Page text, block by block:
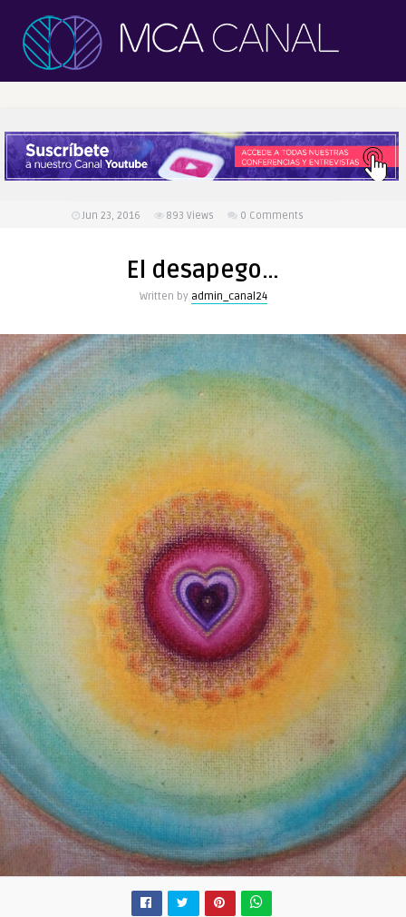
Jun 23, 2016 893 Views 0 Comments
El desapego…
Written by admin_canal24